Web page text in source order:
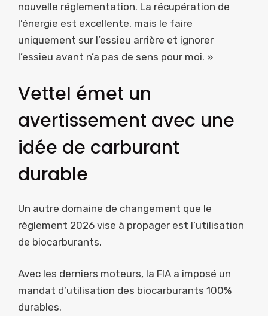
nouvelle réglementation. La récupération de
l’énergie est excellente, mais le faire
uniquement sur l’essieu arrière et ignorer
l’essieu avant n’a pas de sens pour moi. »
Vettel émet un
avertissement avec une
idée de carburant
durable
Un autre domaine de changement que le
règlement 2026 vise à propager est l’utilisation
de biocarburants.
Avec les derniers moteurs, la FIA a imposé un
mandat d’utilisation des biocarburants 100%
durables.